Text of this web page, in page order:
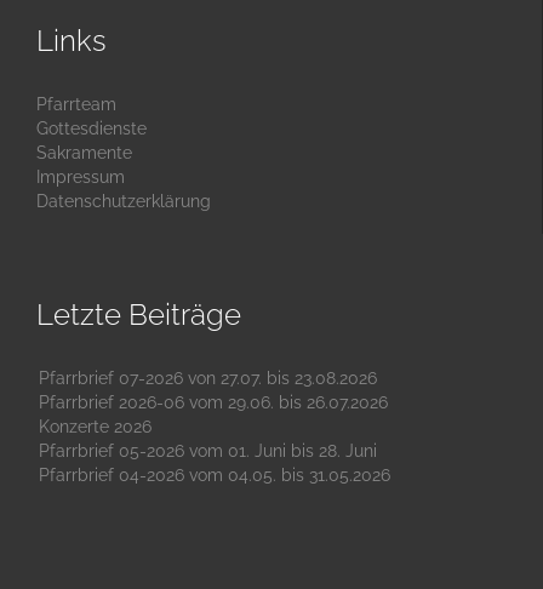
Links
Pfarrteam
Gottesdienste
Sakramente
Impressum
Datenschutzerklärung
Letzte Beiträge
Pfarrbrief 07-2026 von 27.07. bis 23.08.2026
Pfarrbrief 2026-06 vom 29.06. bis 26.07.2026
Konzerte 2026
Pfarrbrief 05-2026 vom 01. Juni bis 28. Juni
Pfarrbrief 04-2026 vom 04.05. bis 31.05.2026